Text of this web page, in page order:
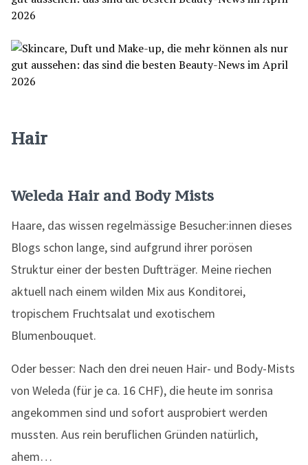
Hair
Weleda Hair and Body Mists
Haare, das wissen regelmässige Besucher:innen dieses
Blogs schon lange, sind aufgrund ihrer porösen
Struktur einer der besten Duftträger. Meine riechen
aktuell nach einem wilden Mix aus Konditorei,
tropischem Fruchtsalat und exotischem
Blumenbouquet.
Oder besser: Nach den drei neuen Hair- und Body-Mists
von Weleda (für je ca. 16 CHF), die heute im sonrisa
angekommen sind und sofort ausprobiert werden
mussten. Aus rein beruflichen Gründen natürlich,
ahem…